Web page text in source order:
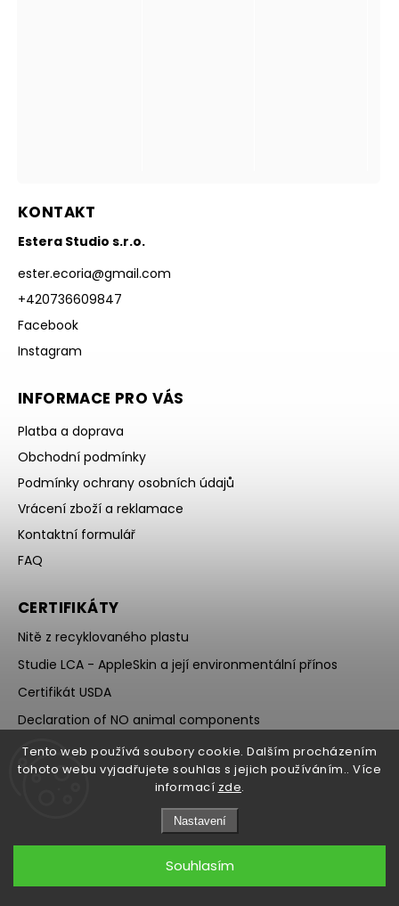
Tento web používá soubory cookie. Dalším procházením
tohoto webu vyjadřujete souhlas s jejich používáním.. Více
informací zde.
Nastavení
Souhlasím
KONTAKT
Estera Studio s.r.o.
ester.ecoria@gmail.com
+420736609847
Facebook
Instagram
INFORMACE PRO VÁS
Platba a doprava
Obchodní podmínky
Podmínky ochrany osobních údajů
Vrácení zboží a reklamace
Kontaktní formulář
FAQ
CERTIFIKÁTY
Nitě z recyklovaného plastu
Studie LCA - AppleSkin a její environmentální přínos
Certifikát USDA
Declaration of NO animal components